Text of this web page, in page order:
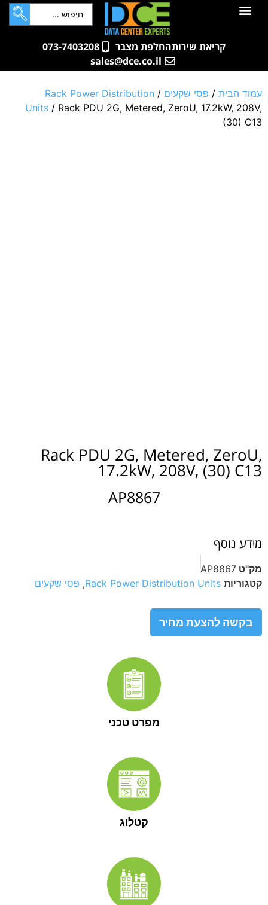
לתוכן
קריאת שירותהחלפת מצבר
073-7403208
sales@dce.co.il
עמוד הבית / פסי שקעים /
Rack Power Distribution
Units / Rack PDU 2G, Metered, ZeroU, 17.2kW, 208V,
(30) C13
Rack PDU 2G, Metered, ZeroU,
17.2kW, 208V, (30) C13
AP8867
מידע נוסף
מק"ט AP8867
קטגוריות Rack Power Distribution Units
, פסי שקעים
בקשה להצעת מחיר
מפרט טכני
קטלוג